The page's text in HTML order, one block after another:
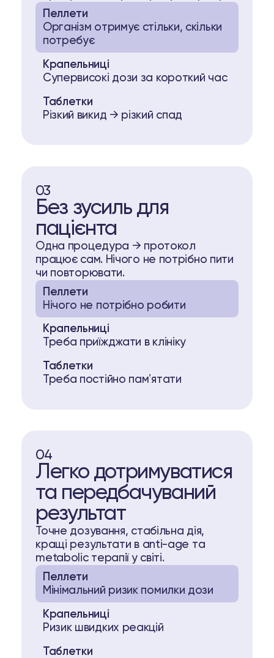
Пеллети
Організм отримує стільки, скільки
потребує
Крапельниці
Супервисокі дози за короткий час
Таблетки
Різкий викид → різкий спад
03
Без зусиль для
пацієнта
Одна процедура → протокол
працює сам. Нічого не потрібно пити
чи повторювати.
Пеллети
Нічого не потрібно робити
Крапельниці
Треба приїжджати в клініку
Таблетки
Треба постійно памʼятати
04
Легко дотримуватися
та передбачуваний
результат
Точне дозування, стабільна дія,
кращі результати в anti-age та
metabolic терапії у світі.
Пеллети
Мінімальний ризик помилки дози
Крапельниці
Ризик швидких реакцій
Таблетки